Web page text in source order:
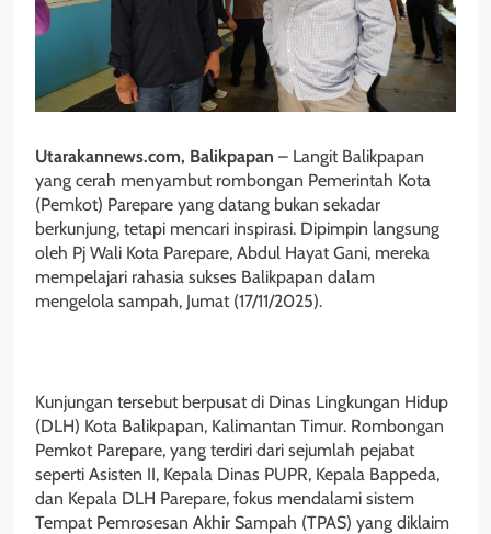
Utarakannews.com, Balikpapan – Langit Balikpapan
yang cerah menyambut rombongan Pemerintah Kota
(Pemkot) Parepare yang datang bukan sekadar
berkunjung, tetapi mencari inspirasi. Dipimpin langsung
oleh Pj Wali Kota Parepare, Abdul Hayat Gani, mereka
mempelajari rahasia sukses Balikpapan dalam
mengelola sampah, Jumat (17/11/2025).
Kunjungan tersebut berpusat di Dinas Lingkungan Hidup
(DLH) Kota Balikpapan, Kalimantan Timur. Rombongan
Pemkot Parepare, yang terdiri dari sejumlah pejabat
seperti Asisten II, Kepala Dinas PUPR, Kepala Bappeda,
dan Kepala DLH Parepare, fokus mendalami sistem
Tempat Pemrosesan Akhir Sampah (TPAS) yang diklaim